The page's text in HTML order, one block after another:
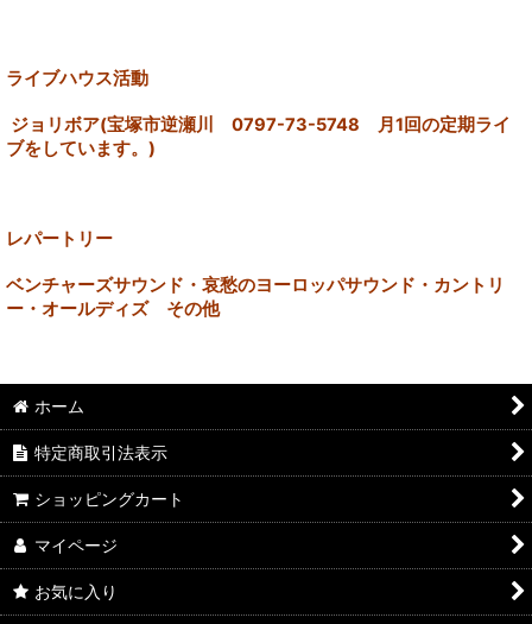
ライブハウス活動
ジョリボア(宝塚市逆瀬川 0797-73-5748 月1回の定期ライ
ブをしています。)
レパートリー
ベンチャーズサウンド・哀愁のヨーロッパサウンド・カントリ
ー・オールディズ その他
ホーム
特定商取引法表示
ショッピングカート
マイページ
お気に入り